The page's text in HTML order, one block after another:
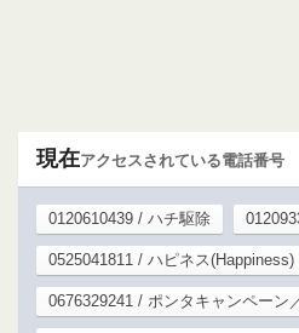
現在アクセスされている電話番号
0120610439 / ハチ駆除
0525041811 / ハピネス(Happiness)
0676329241 / ポンタキャンペーン